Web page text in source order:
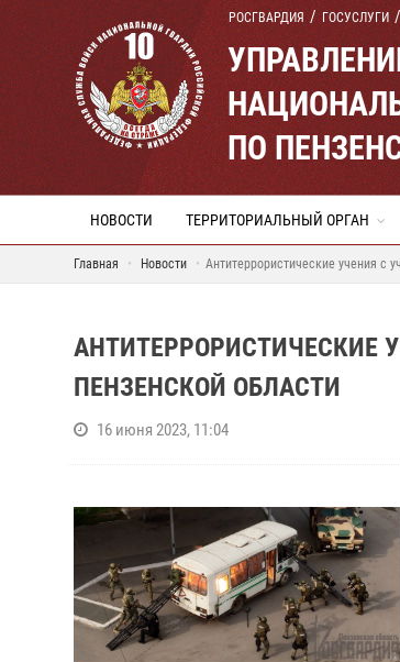
РОСГВАРДИЯ ГОСУСЛУГИ
ПО
НОВОСТИ ТЕРРИТОРИАЛЬНЫЙ ОРГАН
Главная Новости Антитеррористические учения с
АНТИТЕРРОРИСТИЧЕСКИЕ
ПЕНЗЕНСКОЙ ОБЛАСТИ
16 июня 2023, 11:04